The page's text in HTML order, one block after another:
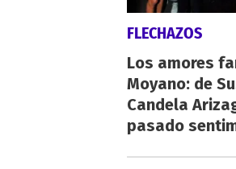
FLECHAZOS
Los amores
Moyano: de
Candela
pasado